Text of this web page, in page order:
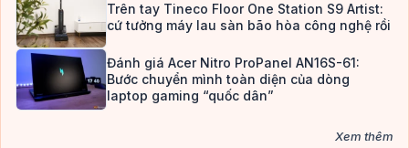
Trên tay Tineco Floor One Station S9 Artist:
cứ tưởng máy lau sàn bão hòa công nghệ rồi
Đánh giá Acer Nitro ProPanel AN16S-61:
Bước chuyển mình toàn diện của dòng
laptop gaming “quốc dân”
Xem thêm